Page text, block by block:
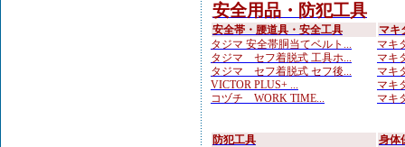
安全用品・防犯工具
安全帯・腰道具・安全工具
タジマ 安全帯胴当てベルト...
タジマ セフ着脱式 工具ホ...
タジマ セフ着脱式 セフ後...
VICTOR PLUS+ ...
コヅチ WORK TIME...
マキ
マキ
マキ
マキ
マキ
マキ
防犯工具
身体